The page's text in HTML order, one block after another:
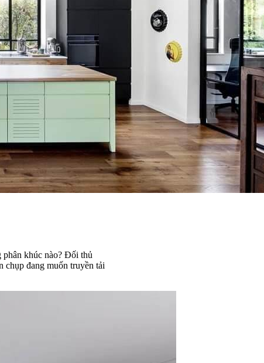
phân khúc nào? Đối thủ
chụp đang muốn truyền tải